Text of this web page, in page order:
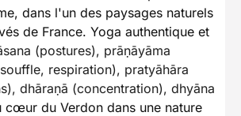
dans l'un des paysages naturels
de France. Yoga authentique et
(postures), prāṇāyāma
respiration), pratyāhāra
dhāraṇā (concentration), dhyāna
cœur du Verdon dans une nature